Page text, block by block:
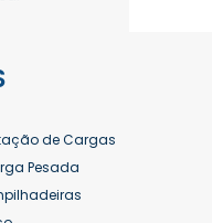
Valor
Preço
de Cargas
Pesada